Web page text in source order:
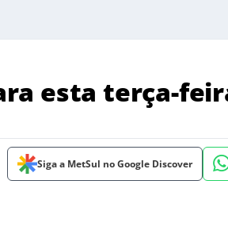
esta terça-
Siga a MetSul no Google Discover